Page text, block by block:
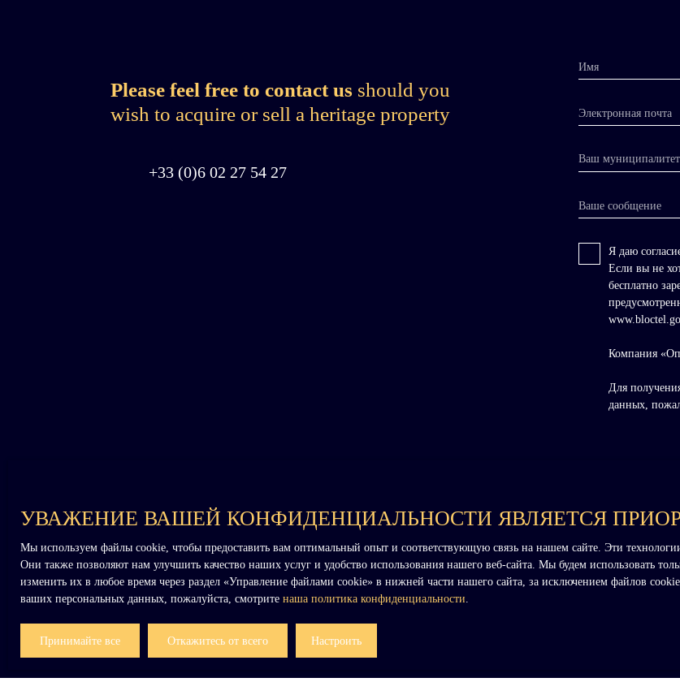
Please feel free to contact us should you
wish to acquire or sell a heritage property
+33 (0)6 02 27 54 27
Имя
Электронная почта
Ваш муниципалитет
Ваше сообщение
Я даю
Если вы не
бесплатно
Компания
Для
данных,
Я ИЩУ НЕДВИЖИМОСТЬ
Продажа дом Le Mans (72000)
УВАЖЕНИЕ ВАШЕЙ КОНФИДЕНЦИАЛЬНОСТИ ЯВЛЯЕТСЯ
Мы используем файлы cookie, чтобы предоставить вам оптимальный опыт и соответствующую связь на нашем сайте. Эти
Они также позволяют нам улучшить качество наших услуг и удобство использования нашего веб-сайта. Мы будем использовать
изменить их в любое время через раздел «Управление файлами cookie» в нижней части нашего сайта, за исключением файлов
ваших персональных данных, пожалуйста, смотрите наша политика конфиденциальности.
Принимайте все Откажитесь от всего Настроить